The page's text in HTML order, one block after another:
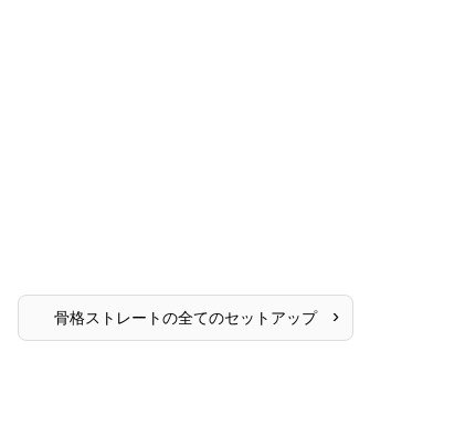
骨格ストレートの全てのセットアップ ›